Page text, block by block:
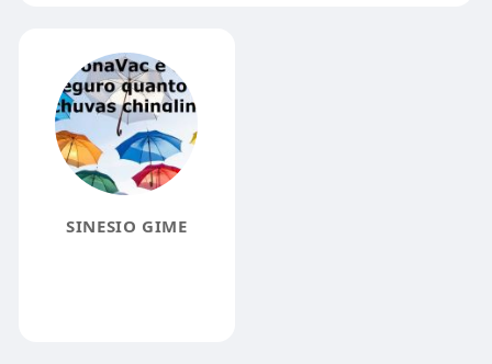
SINESIO GIME